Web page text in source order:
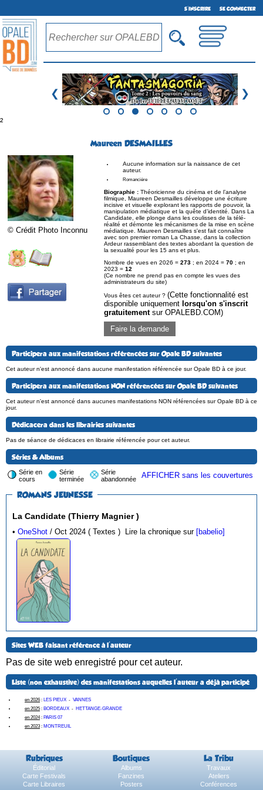
S'INSCRIRE SE CONNECTER
❮ ❯
²
Maureen DESMAILLES
© Crédit Photo Inconnu
Aucune information sur la naissance de cet
auteur.
Romancière
Biographie : Théoricienne du cinéma et de l’analyse
filmique, Maureen Desmailles développe une écriture
incisive et visuelle explorant les rapports de pouvoir, la
manipulation médiatique et la quête d’identité. Dans La
Candidate, elle plonge dans les coulisses de la télé-
réalité et démonte les mécanismes de la mise en scène
médiatique. Maureen Desmailles s'est fait connaître
avec son premier roman La Chasse, dans la collection
Ardeur rassemblant des textes abordant la question de
la sexualité pour les 15 ans et plus.
Nombre de vues en 2026 = 273 ; en 2024 = 70 ; en
2023 = 12
(Ce nombre ne prend pas en compte les vues des
administrateurs du site)
Vous êtes cet auteur ? (Cette fonctionnalité est
disponible uniquement lorsqu'on s'inscrit
gratuitementsur OPALEBD.COM)
Faire la demande
Participera aux manifestations référencées sur Opale BD suivantes
Cet auteur n'est annoncé dans aucune manifestation référencée sur Opale BD à ce jour.
Participera aux manifestations NON référencées sur Opale BD suivantes
Cet auteur n'est annoncé dans aucunes manifestations NON référencées sur Opale BD à ce
jour.
Dédicacera dans les librairies suivantes
Pas de séance de dédicaces en librairie référencée pour cet auteur.
Séries & Albums
Série en
cours
Série
terminée
Série
abandonnée
AFFICHER sans les couvertures
ROMANS JEUNESSE
La Candidate (Thierry Magnier )
•OneShot / Oct 2024 ( Textes ) Lire la chronique sur [babelio]
Sites WEB faisant référence à l'auteur
Pas de site web enregistré pour cet auteur.
Liste (non exhaustive) des manifestations auquelles l'auteur a déjà participé
en 2026 : LES PIEUX - VANNES
en 2025 : BORDEAUX - HETTANGE-GRANDE
en 2024: PARIS 07
en 2023 : MONTREUIL
Rubriques Boutiques La Tribu
Éditorial Albums
Travaux
Carte Festivals
Fanzines
Ateliers
Carte Libraires
Posters
Conférences